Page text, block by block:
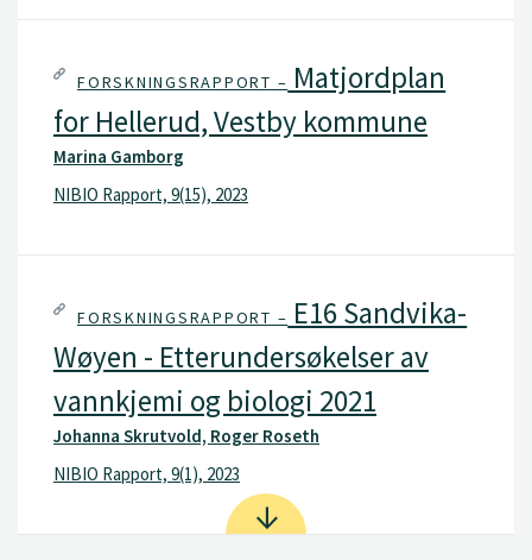
FORSKNINGSRAPPORT – Matjordplan
for Hellerud, Vestby kommune
Marina Gamborg
NIBIO Rapport, 9(15), 2023
FORSKNINGSRAPPORT – E16 Sandvika-
Wøyen - Etterundersøkelser av
vannkjemi og biologi 2021
Johanna Skrutvold, Roger Roseth
NIBIO Rapport, 9(1), 2023